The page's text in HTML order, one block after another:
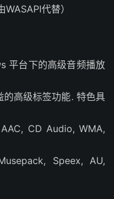
代替）
平台下的高级音频播放
高级标签功能. 特色具
CD Audio, WMA,
Speex, AU,